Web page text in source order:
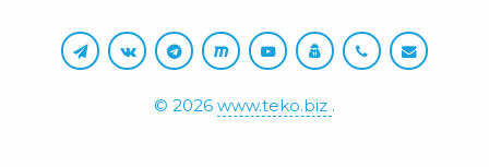
© 2026 www.teko.biz .